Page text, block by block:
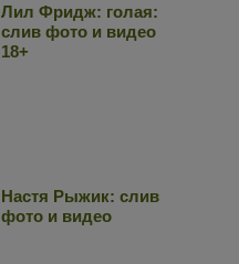
Лил Фридж: голая:
слив фото и видео
18+
Настя Рыжик: слив
фото и видео